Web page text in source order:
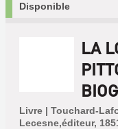
Disponible
LA
Livre | Touchard-
Lecesne,éditeur,